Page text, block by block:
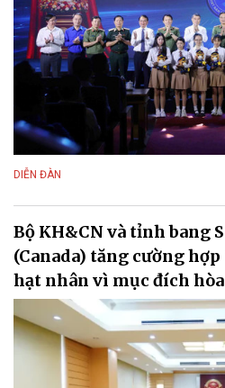
DIỄN ĐÀN
Bộ KH&CN và tỉnh bang
(Canada) tăng cường
hạt nhân vì mục đích